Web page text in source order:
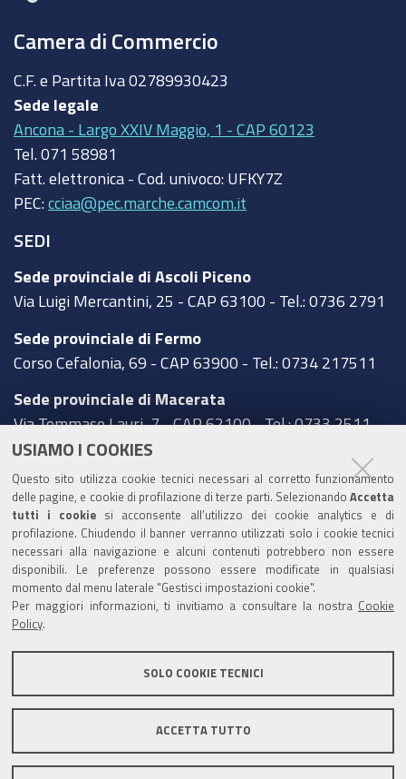
USIAMO I COOKIES
Questo sito utilizza cookie tecnici necessari al corretto funzionamento
delle pagine, e cookie di profilazione di terze parti. Selezionando Accetta
tutti i cookie si acconsente all’utilizzo dei cookie analytics e di
profilazione. Chiudendo il banner verranno utilizzati solo i cookie tecnici
necessari alla navigazione e alcuni contenuti potrebbero non essere
disponibili. Le preferenze possono essere modificate in qualsiasi
momento dal menu laterale "Gestisci impostazioni cookie".
Per maggiori informazioni, ti invitiamo a consultare la nostra Cookie
Policy
SOLO COOKIE TECNICI
ACCETTA TUTTO
Camera di Commercio
C.F. e Partita Iva 02789930423
Sede legale
Ancona - Largo XXIV Maggio, 1 - CAP 60123
Tel. 071 58981
Fatt. elettronica - Cod. univoco: UFKY7Z
PEC: cciaa@pec.marche.camcom.it
SEDI
Sede provinciale di Ascoli Piceno
Via Luigi Mercantini, 25 - CAP 63100 - Tel.: 0736 2791
Sede provinciale di Fermo
Corso Cefalonia, 69 - CAP 63900 - Tel.: 0734 217511
Sede provinciale di Macerata
Via Tommaso Lauri, 7 - CAP 62100 - Tel.: 0733 2511
Sede provinciale di Pesaro Urbino
Corso XI Settembre, 116 - CAP 61121 - Tel.: 0721
3571
TRASPARENZA
Amministrazione trasparente
Statistiche Web del sito (fonte Web Analytics Italia)
Contatti
Dichiarazione di accessibilità
Area riservata